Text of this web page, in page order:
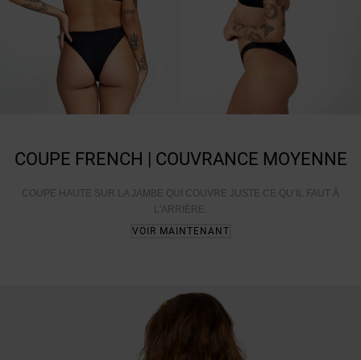
COUPE FRENCH | COUVRANCE MOYENNE
COUPE HAUTE SUR LA JAMBE QUI COUVRE JUSTE CE QU’IL FAUT À
L'ARRIÈRE.
VOIR MAINTENANT